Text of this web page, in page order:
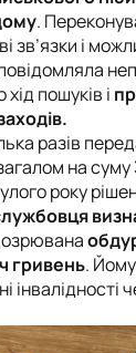
.
зв’язки і
пошуків і
разів
на суму
року
гривень.
інвалідності